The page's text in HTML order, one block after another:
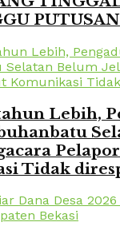
PUTUSAN
Lebih,
Tidak